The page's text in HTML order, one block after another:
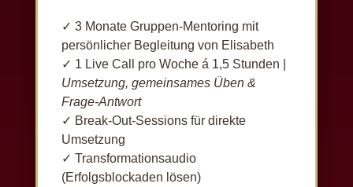
✓ 3 Monate Gruppen-Mentoring mit
persönlicher Begleitung von Elisabeth
✓ 1 Live Call pro Woche á 1,5 Stunden |
Umsetzung, gemeinsames Üben &
Frage-Antwort
✓ Break-Out-Sessions für direkte
Umsetzung
✓ Transformationsaudio
(Erfolgsblockaden lösen)